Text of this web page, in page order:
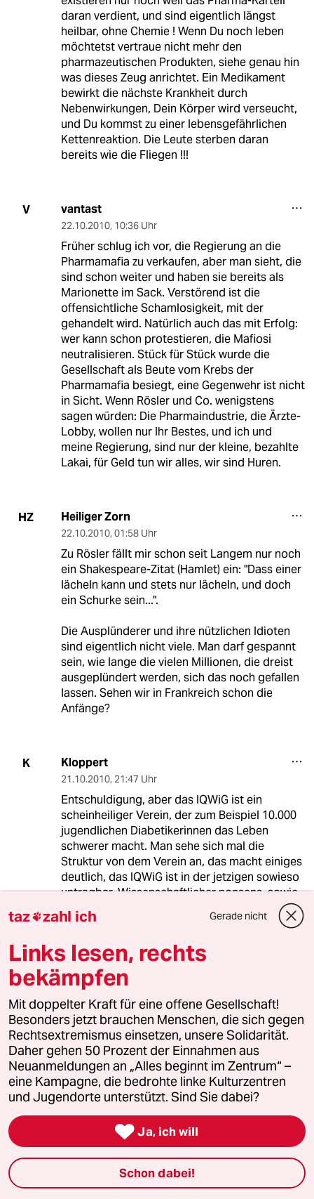
daran verdient, und sind eigentlich längst
heilbar, ohne Chemie ! Wenn Du noch leben
möchtetst vertraue nicht mehr den
pharmazeutischen Produkten, siehe genau hin
was dieses Zeug anrichtet. Ein Medikament
bewirkt die nächste Krankheit durch
Nebenwirkungen, Dein Körper wird verseucht,
und Du kommst zu einer lebensgefährlichen
Kettenreaktion. Die Leute sterben daran
bereits wie die Fliegen !!!
V vantast
22.10.2010, 10:36 Uhr
Früher schlug ich vor, die Regierung an die
Pharmamafia zu verkaufen, aber man sieht, die
sind schon weiter und haben sie bereits als
Marionette im Sack. Verstörend ist die
offensichtliche Schamlosigkeit, mit der
gehandelt wird. Natürlich auch das mit Erfolg:
wer kann schon protestieren, die Mafiosi
neutralisieren. Stück für Stück wurde die
Gesellschaft als Beute vom Krebs der
Pharmamafia besiegt, eine Gegenwehr ist nicht
in Sicht. Wenn Rösler und Co. wenigstens
sagen würden: Die Pharmaindustrie, die Ärzte-
Lobby, wollen nur Ihr Bestes, und ich und
meine Regierung, sind nur der kleine, bezahlte
Lakai, für Geld tun wir alles, wir sind Huren.
HZ Heiliger Zorn
22.10.2010, 01:58 Uhr
Zu Rösler fällt mir schon seit Langem nur noch
ein Shakespeare-Zitat (Hamlet) ein: "Dass einer
lächeln kann und stets nur lächeln, und doch
ein Schurke sein...".
Die Ausplünderer und ihre nützlichen Idioten
sind eigentlich nicht viele. Man darf gespannt
sein, wie lange die vielen Millionen, die dreist
ausgeplündert werden, sich das noch gefallen
lassen. Sehen wir in Frankreich schon die
Anfänge?
K Kloppert
21.10.2010, 21:47 Uhr
Entschuldigung, aber das IQWiG ist ein
scheinheiliger Verein, der zum Beispiel 10.000
jugendlichen Diabetikerinnen das Leben
schwerer macht. Man sehe sich mal die
Struktur von dem Verein an, das macht einiges
deutlich, das IQWiG ist in der jetzigen sowieso
untragbar. Wissenschaftlicher nonsens, sowie
volkswirtschaftlich.
W Wolfgang
21.10.2010,18:57 Uhr
Wann kommt der Artikel:
Die Invasion der Nutzlos-Politiker ???
O OpamitHut
21.10.2010,16:45 Uhr
und es kommen im schlimmsten falll noch 3
jahre in denen die deutsche bevoelkerung von
schwarz-gelb belogen, betrogen und
stammtische sich bloss nicht damit
auseinandersetzen muss man null-themen wie
taz zahl ich Gerade nicht
Links lesen, rechts
bekämpfen
Mit doppelter Kraft für eine offene Gesellschaft!
Besonders jetzt brauchen Menschen, die sich gegen
Rechtsextremismus einsetzen, unsere Solidarität.
Daher gehen 50 Prozent der Einnahmen aus
Neuanmeldungen an „Alles beginnt im Zentrum“ –
eine Kampagne, die bedrohte linke Kulturzentren
und Jugendorte unterstützt. Sind Sie dabei?
 Ja, ich will
Schon dabei!